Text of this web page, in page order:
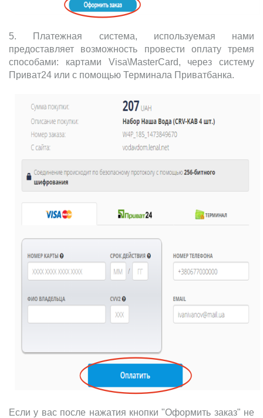
5. Платежная система, используемая нами
предоставляет возможность провести оплату тремя
способами: картами Visa\MasterCard, через систему
Приват24 или с помощью Терминала Приватбанка.
Если у вас после нажатия кнопки "Оформить заказ" не